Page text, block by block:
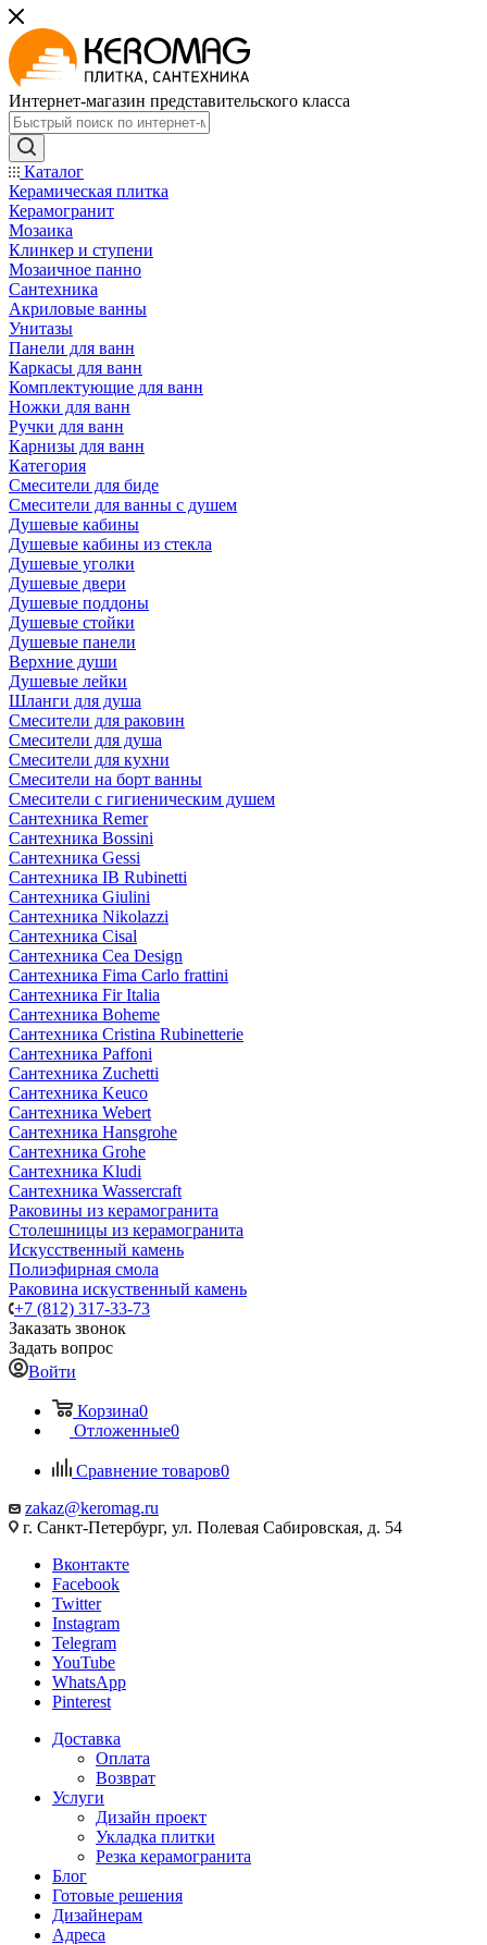
Интернет-магазин представительского класса
Каталог
Керамическая плитка
Керамогранит
Мозаика
Клинкер и ступени
Мозаичное панно
Сантехника
Акриловые ванны
Унитазы
Панели для ванн
Каркасы для ванн
Комплектующие для ванн
Ножки для ванн
Ручки для ванн
Карнизы для ванн
Категория
Смесители для биде
Смесители для ванны с душем
Душевые кабины
Душевые кабины из стекла
Душевые уголки
Душевые двери
Душевые поддоны
Душевые стойки
Душевые панели
Верхние души
Душевые лейки
Шланги для душа
Смесители для раковин
Смесители для душа
Смесители для кухни
Смесители на борт ванны
Смесители с гигиеническим душем
Сантехника Remer
Сантехника Bossini
Сантехника Gessi
Сантехника IB Rubinetti
Сантехника Giulini
Сантехника Nikolazzi
Сантехника Cisal
Сантехника Cea Design
Сантехника Fima Carlo frattini
Сантехника Fir Italia
Сантехника Boheme
Сантехника Cristina Rubinetterie
Сантехника Paffoni
Сантехника Zuchetti
Сантехника Keuco
Сантехника Webert
Сантехника Hansgrohe
Сантехника Grohe
Сантехника Kludi
Сантехника Wassercraft
Раковины из керамогранита
Столешницы из керамогранита
Искусственный камень
Полиэфирная смола
Раковина искуственный камень
+7 (812) 317-33-73
Заказать звонок
Задать вопрос
Войти
Корзина0
Отложенные0
Сравнение товаров0
zakaz@keromag.ru
г. Санкт-Петербург, ул. Полевая Сабировская, д. 54
Вконтакте
Facebook
Twitter
Instagram
Telegram
YouTube
WhatsApp
Pinterest
Доставка
Оплата
Возврат
Услуги
Дизайн проект
Укладка плитки
Резка керамогранита
Блог
Готовые решения
Дизайнерам
Адреса